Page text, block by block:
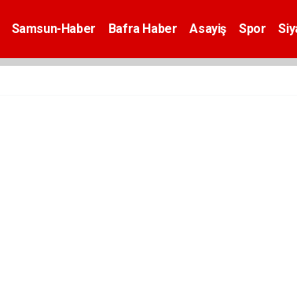
Samsun-Haber Bafra Haber Asayiş Spor